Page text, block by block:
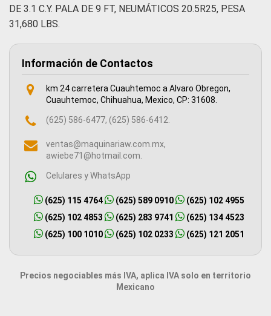
DE 3.1 C.Y. PALA DE 9 FT, NEUMÁTICOS 20.5R25, PESA
31,680 LBS.
Información de Contactos
km 24 carretera Cuauhtemoc a Alvaro Obregon,
Cuauhtemoc, Chihuahua, Mexico, CP: 31608.
(625) 586-6477, (625) 586-6412.
ventas@maquinariaw.com.mx,
awiebe71@hotmail.com.
Celulares y WhatsApp
(625) 115 4764 (625) 589 0910
(625) 102 4955
(625) 102 4853
(625) 283 9741
(625) 134 4523
(625) 100 1010
(625) 102 0233 (625) 121 2051
Precios negociables más IVA, aplica IVA solo en territorio
Mexicano